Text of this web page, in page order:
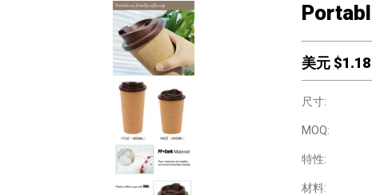
美元 $1.18
尺寸:
MOQ:
特性:
材料: